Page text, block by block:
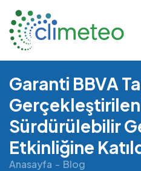
Garanti BBVA
Sürdürülebilir
Etkinliğine
Anasayfa Blog